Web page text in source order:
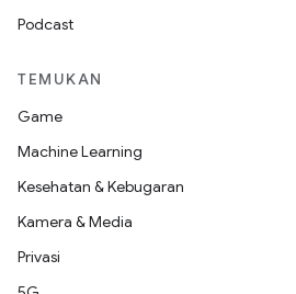
Podcast
TEMUKAN
Game
Machine Learning
Kesehatan & Kebugaran
Kamera & Media
Privasi